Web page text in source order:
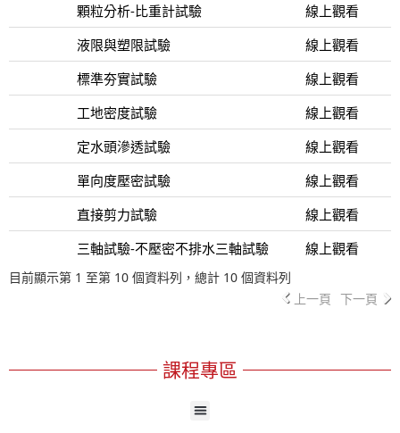
顆粒分析-比重計試驗
線上觀看
液限與塑限試驗
線上觀看
標準夯實試驗
線上觀看
工地密度試驗
線上觀看
定水頭滲透試驗
線上觀看
單向度壓密試驗
線上觀看
直接剪力試驗
線上觀看
三軸試驗-不壓密不排水三軸試驗
線上觀看
目前顯示第 1 至第 10 個資料列，總計 10 個資料列
上一頁 下一頁
課程專區